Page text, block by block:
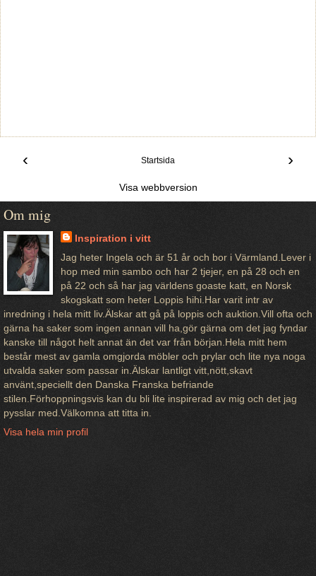
‹ ›
Startsida
Visa webbversion
Om mig
Inspiration i vitt
Jag heter Ingela och är 51 år och bor i Värmland.Lever i
hop med min sambo och har 2 tjejer, en på 28 och en
på 22 och så har jag världens goaste katt, en Norsk
skogskatt som heter Loppis hihi.Har varit intr av
inredning i hela mitt liv.Älskar att gå på loppis och auktion.Vill ofta och
gärna ha saker som ingen annan vill ha,gör gärna om det jag fyndar
kanske till något helt annat än det var från början.Hela mitt hem
består mest av gamla omgjorda möbler och prylar och lite nya noga
utvalda saker som passar in.Älskar lantligt vitt,nött,skavt
använt,speciellt den Danska Franska befriande
stilen.Förhoppningsvis kan du bli lite inspirerad av mig och det jag
pysslar med.Välkomna att titta in.
Visa hela min profil